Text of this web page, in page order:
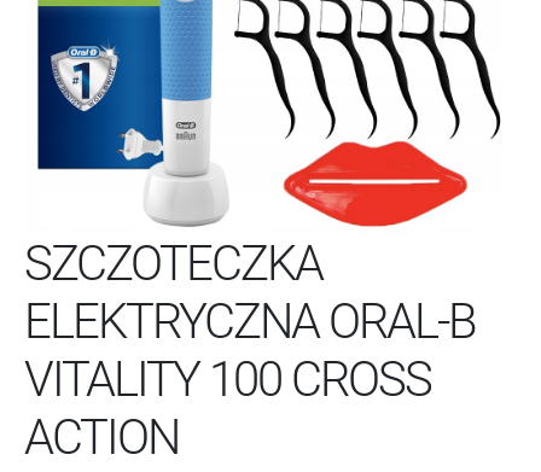
SZCZOTECZKA
ELEKTRYCZNA ORAL-B
VITALITY 100 CROSS
ACTION